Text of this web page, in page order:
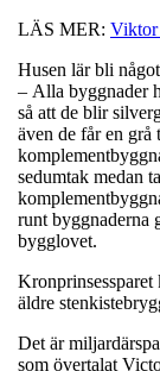
LÄS MER: Viktor
Husen lär bli
– Alla byggnader
så att de blir
även de får en
sedumtak medan
runt byggnaderna
bygglovet.
Kronprinsessparet
äldre
Det är
som övertalat